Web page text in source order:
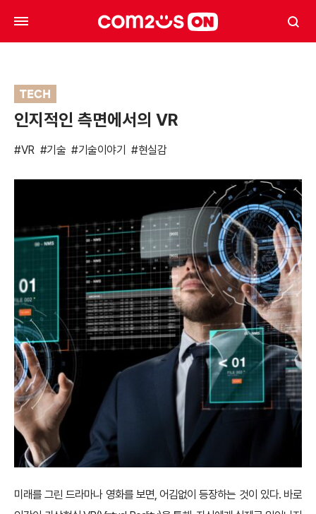
TECH
인지적인 측면에서의 VR
#VR #기술 #기술이야기 #현실감
미래를 그린 드라마나 영화를 보면, 어김없이 등장하는 것이 있다. 바로